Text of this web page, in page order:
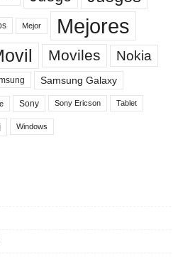
Mejor Mejores
Moviles Nokia
Samsung Galaxy
Sony Sony Ericson Tablet
Windows